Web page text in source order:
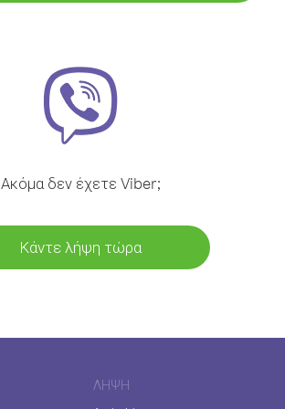
Ακόμα δεν έχετε Viber;
Κάντε λήψη τώρα
ΛΉΨΗ